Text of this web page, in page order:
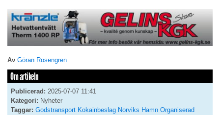
Av Göran Rosengren
Om artikeln
Publicerad: 2025-07-07 11:41
Kategori: Nyheter
Taggar: Godstransport Kokainbeslag Norviks Hamn Organiserad